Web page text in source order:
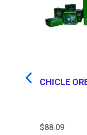
CHICLE
$88.09